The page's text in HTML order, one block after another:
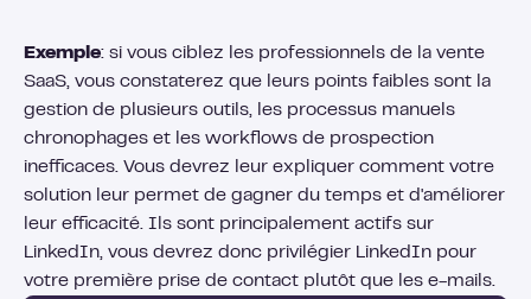
Exemple: si vous ciblez les professionnels de la vente
SaaS, vous constaterez que leurs points faibles sont la
gestion de plusieurs outils, les processus manuels
chronophages et les workflows de prospection
inefficaces. Vous devrez leur expliquer comment votre
solution leur permet de gagner du temps et d'améliorer
leur efficacité. Ils sont principalement actifs sur
LinkedIn, vous devrez donc privilégier LinkedIn pour
votre première prise de contact plutôt que les e-mails.